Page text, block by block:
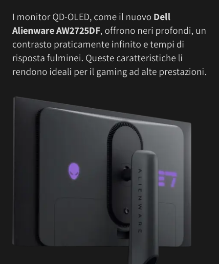
I monitor QD-OLED, come il nuovo Dell
Alienware AW2725DF, offrono neri profondi, un
contrasto praticamente infinito e tempi di
risposta fulminei. Queste caratteristiche li
rendono ideali per il gaming ad alte prestazioni.